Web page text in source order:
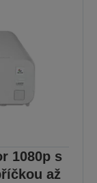
1080p s
až